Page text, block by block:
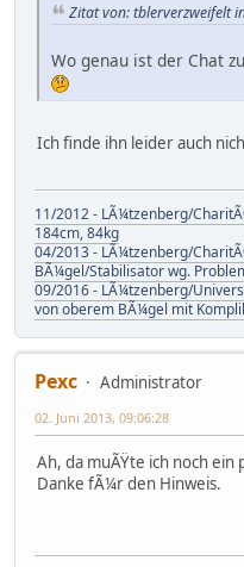
Zitat von: tblerverzweifelt
Wo genau ist der Chat
Ich finde ihn leider auch
11/2012 - LÃ¼tzenberg/
184cm, 84kg
04/2013 - LÃ¼tzenberg/
BÃ¼gel/Stabilisator wg.
09/2016 - LÃ¼tzenberg/
von oberem BÃ¼gel mit
Pexc
Administrator
02. Juni 2013, 09:06:28
Ah, da muÃŸte ich noch
Danke fÃ¼r den Hinweis.